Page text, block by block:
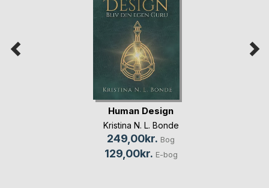
Human Design
Kristina N. L. Bonde
249,00kr. Bog
129,00kr. E-bog